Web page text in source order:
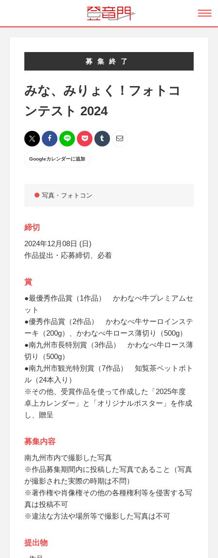
募集終了
みな、みりょく！フォトコ
ンテスト 2024
Googleカレンダーに追加
写真・フォトコン
締切
2024年12月08日 (日)
作品提出・応募締切、必着
賞
●最優秀作品賞（1作品） かわなべ牛プレミアムセ
ット
●優秀作品賞（2作品） かわなべ牛サーロインステ
ーキ（200g）、かわなべ牛ロース薄切り（500g）
●南九州市長特別賞（3作品） かわなべ牛ロース薄
切り（500g）
●南九州市観光特別賞（7作品） 知覧茶ペットボト
ル（24本入り）
※その他、受賞作品を使って作成した「2025年度
卓上カレンダー」と「オリジナルポスター」を作成
し、贈呈
募集内容
南九州市内で撮影した写真
※作品募集期間内に投稿した写真であること（写真
が撮影された実際の時期は不問）
※著作権や肖像権その他の各種権利等を侵害する写
真は投稿不可
※違法な方法や場所等で撮影した写真は不可
提出物